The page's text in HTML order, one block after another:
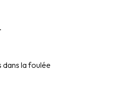
dans la foulée